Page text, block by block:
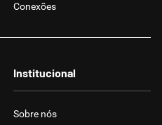
Conexões
Institucional
Sobre nós